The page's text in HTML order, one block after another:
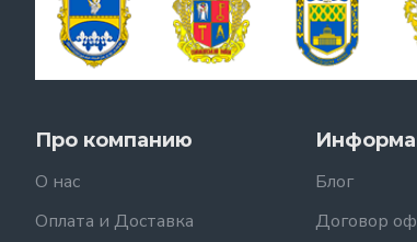
Про компанию
О нас
Оплата и Доставка
Блог
Договор